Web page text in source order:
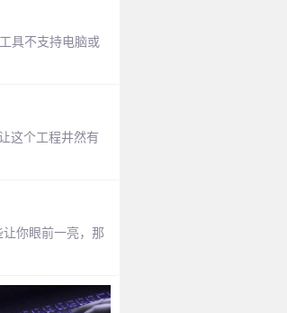
具不支持电脑或
这个工程井然有
你眼前一亮，那